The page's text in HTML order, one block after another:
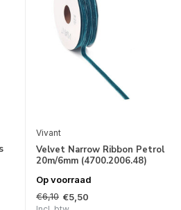
Vivant
Velvet Narrow Ribbon Petrol
20m/6mm (4700.2006.48)
Op voorraad
€6,10 €5,50